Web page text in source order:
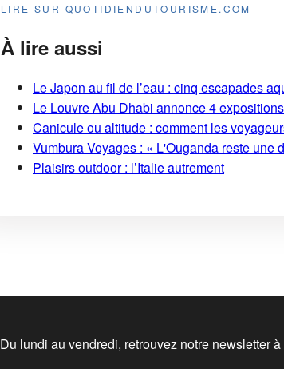
LIRE SUR QUOTIDIENDUTOURISME.COM
À lire aussi
Le Japon au fil de l’eau : cinq escapades
Le Louvre Abu Dhabi annonce 4
Canicule ou altitude : comment les
Vumbura Voyages : « L'Ouganda reste
Plaisirs outdoor : l’Italie autrement
Du lundi au vendredi, retrouvez notre newsletter